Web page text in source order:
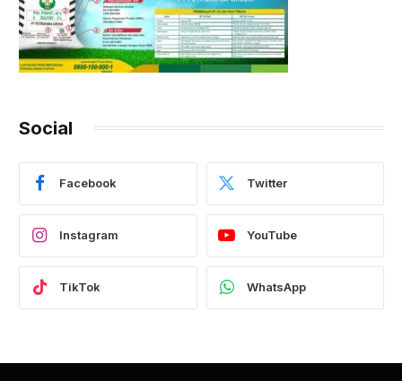
Social
Facebook Twitter
Instagram YouTube
TikTok WhatsApp